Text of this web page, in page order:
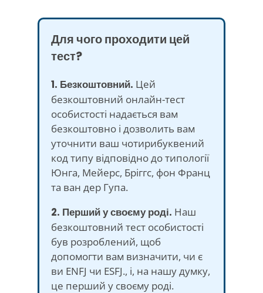
Для чого проходити цей
тест?
1. Безкоштовний. Цей
безкоштовний онлайн-тест
особистості надається вам
безкоштовно і дозволить вам
уточнити ваш чотирибуквений
код типу відповідно до типології
Юнга, Мейерс, Бріггс, фон Франц
та ван дер Гупа.
2. Перший у своєму роді. Наш
безкоштовний тест особистості
був розроблений, щоб
допомогти вам визначити, чи є
ви ENFJ чи ESFJ., і, на нашу думку,
це перший у своєму роді.